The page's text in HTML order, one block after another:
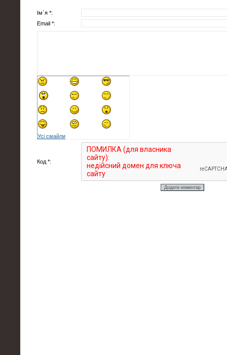
Ім`я *:
Email *:
Усі смайли
Код *: